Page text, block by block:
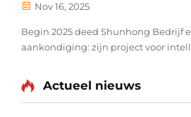
Modernisering van
Nov 16, 2025
Begin 2025 deed Shunhong Bedrijf
aankondiging: zijn project voor
van kracht geworden, met een reeks
technologisch materiaal, waaronder
Actueel nieuws